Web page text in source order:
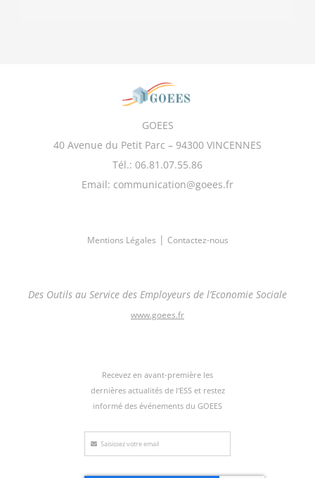
GOEES
40 Avenue du Petit Parc – 94300 VINCENNES
Tél.: 06.81.07.55.86
Email: communication@goees.fr
Mentions Légales | Contactez-nous
Des Outils au Service des Employeurs de l’Economie Sociale
www.goees.fr
Recevez en avant-première les
dernières actualités de l'ESS et restez
informé des événements du GOEES